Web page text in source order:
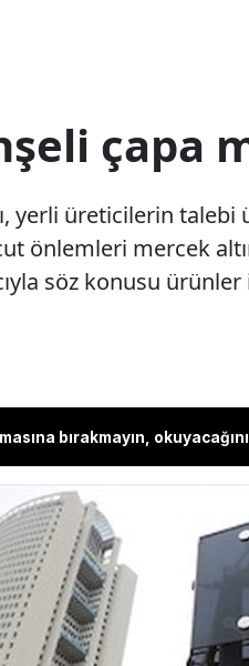
çapa
yerli üreticilerin
önlemleri mercek
söz konusu
bırakmayın,
Ticaret Bakanlığı, yerli